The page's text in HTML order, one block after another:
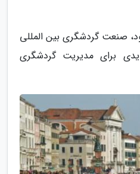
صنعت گردشگری بین المللی
برای مدیریت گردشگری